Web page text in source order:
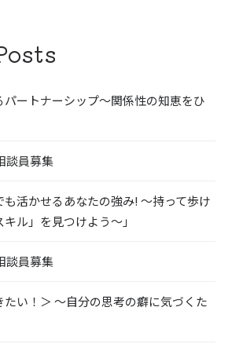
パートナーシップ〜関係性の知恵をひ
談員募集
も活かせるあなたの強み! 〜持って歩け
ル」を見つけよう〜」
談員募集
い！＞ 〜自分の思考の癖に気づくた